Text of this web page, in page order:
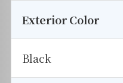
Exterior Color
Black